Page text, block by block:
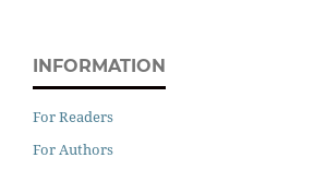
INFORMATION
For Readers
For Authors